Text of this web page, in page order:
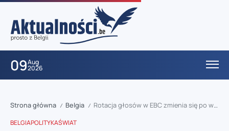
09Aug
2026
Strona główna / Belgia / Rotacja głosów w EBC zmienia się po wejściu Bułgarii do strefy euro. Belgia z mniejszych wpływem
BELGIAPOLITYKAŚWIAT